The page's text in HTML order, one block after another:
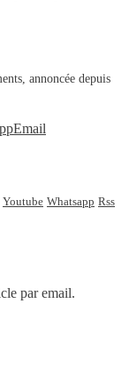
annoncée depuis
Email
Youtube Whatsapp Rss
par email.